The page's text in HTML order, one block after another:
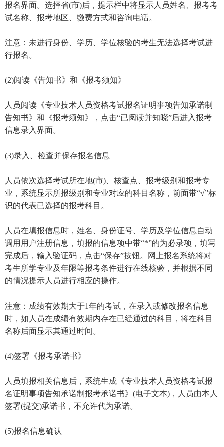
报名界面。选择省(市)后，提示栏中将显示人员姓名、报考考
试名称、报考地区、缴费方式和咨询电话。
注意：未进行身份、学历、学位核验的考生无法选择考试进
行报名。
(2)阅读《告知书》和《报考须知》
人员阅读《专业技术人员资格考试报名证明事项告知承诺制
告知书》和《报考须知》，点击“已阅读并知晓”后进入报考
信息录入界面。
(3)录入、检查并保存报名信息
人员依次选择考试所在地(市)、核查点、报考级别和报考专
业，系统显示所报级别和专业对应的科目名称，前面带“√”标
识的代表已选择的报考科目。
人员在填报信息时，姓名、身份证号、学历及学位信息自动
调用用户注册信息，填报的信息项中带“*”的为必录项，填写
完成后，输入验证码，点击“保存”按钮。网上报名系统将对
考生所学专业及年限等报考条件进行在线核验，并根据不同
的情况提示人员进行相应的操作。
注意：成绩有效期大于1年的考试，在录入或修改报名信息
时，如人员在成绩有效期内存在已经通过的科目，将在科目
名称后面显示其通过时间。
(4)签署《报考承诺书》
人员填报相关信息后，系统生成《专业技术人员资格考试报
名证明事项告知承诺制报考承诺书》(电子文本)，人员由本人
签署(提交)承诺书，不允许代为承诺。
(5)报名信息确认